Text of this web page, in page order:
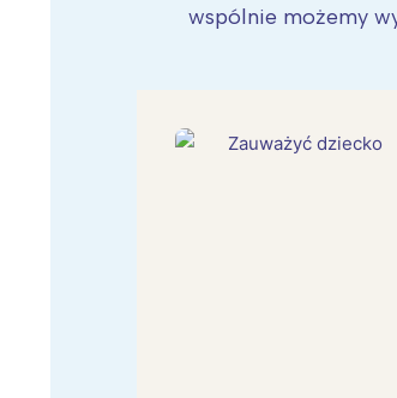
wspólnie możemy